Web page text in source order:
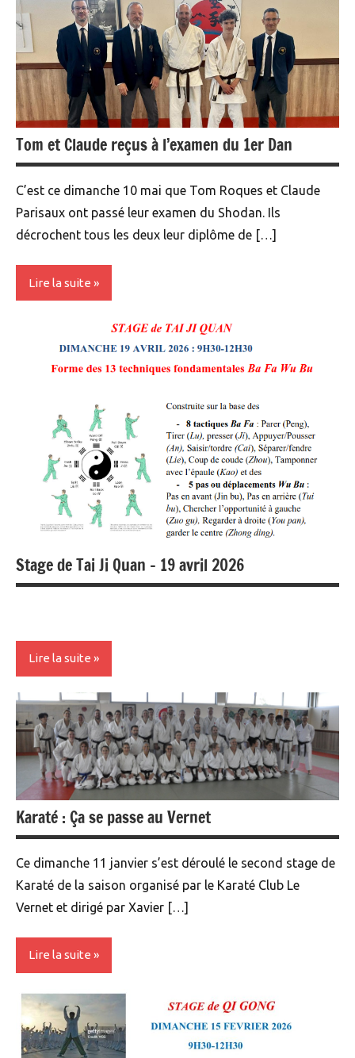
Compétition
Karaté
adultes
Tom et Claude reçus à l’examen du 1er Dan
C’est ce dimanche 10 mai que Tom Roques et Claude
Parisaux ont passé leur examen du Shodan. Ils
décrochent tous les deux leur diplôme de […]
Lire la suite
adultes
Stage de Tai Ji Quan – 19 avril 2026
Lire la suite
Stage
Karaté : Ça se passe au Vernet
Ce dimanche 11 janvier s’est déroulé le second stage de
Karaté de la saison organisé par le Karaté Club Le
Vernet et dirigé par Xavier […]
Lire la suite
Non
classé